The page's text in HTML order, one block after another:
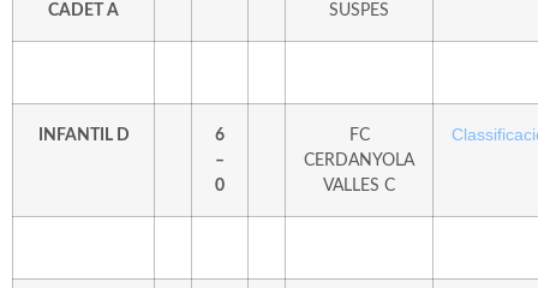
CADET A
SUSPES
INFANTIL D
6
–
0
FC
CERDANYOLA
VALLES C